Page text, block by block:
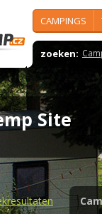
CAMPINGS
zoeken:
Site